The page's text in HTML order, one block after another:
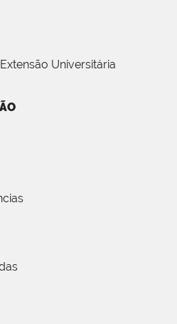
Universitária